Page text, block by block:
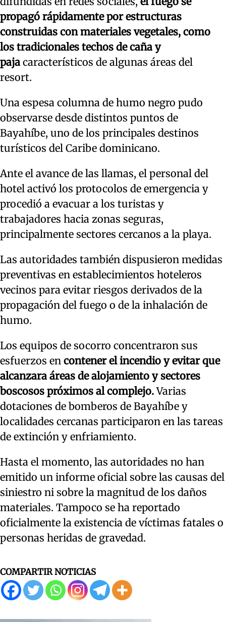
propagó rápidamente por estructuras
construidas con materiales vegetales, como
los tradicionales techos de caña y
paja característicos de algunas áreas del
resort.
Una espesa columna de humo negro pudo
observarse desde distintos puntos de
Bayahíbe, uno de los principales destinos
turísticos del Caribe dominicano.
Ante el avance de las llamas, el personal del
hotel activó los protocolos de emergencia y
procedió a evacuar a los turistas y
trabajadores hacia zonas seguras,
principalmente sectores cercanos a la playa.
Las autoridades también dispusieron medidas
preventivas en establecimientos hoteleros
vecinos para evitar riesgos derivados de la
propagación del fuego o de la inhalación de
humo.
Los equipos de socorro concentraron sus
esfuerzos en contener el incendio y evitar que
alcanzara áreas de alojamiento y sectores
boscosos próximos al complejo.Varias
dotaciones de bomberos de Bayahíbe y
localidades cercanas participaron en las tareas
de extinción y enfriamiento.
Hasta el momento, las autoridades no han
emitido un informe oficial sobre las causas del
siniestro ni sobre la magnitud de los daños
materiales. Tampoco se ha reportado
oficialmente la existencia de víctimas fatales o
personas heridas de gravedad.
COMPARTIR NOTICIAS